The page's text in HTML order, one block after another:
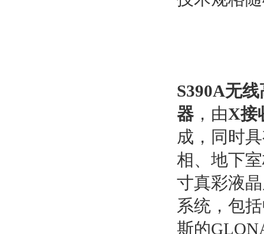
S390A无线
器 ，由X接
成，同时
相、地下
寸真彩液
系统，包
斯的